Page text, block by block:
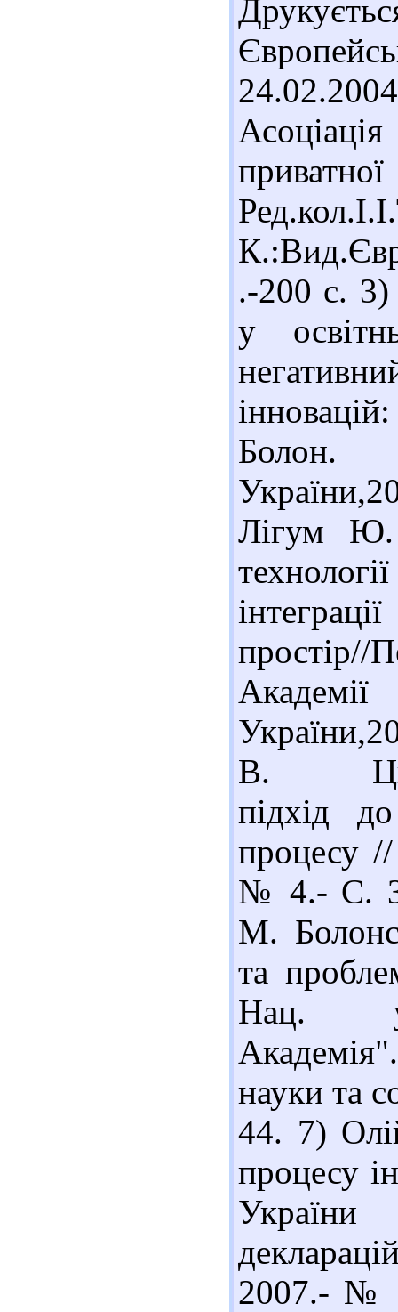
.-200 с.
у
Болон.
Лігум Ю.
простір//
В.
підхід
процесу
№ 4.- С.
М.
та
Нац.
науки та
44. 7)
процесу
2007.- №